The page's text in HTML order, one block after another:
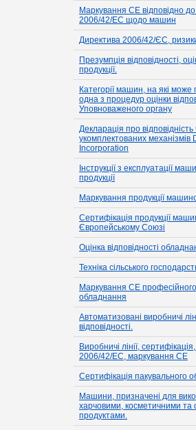
Маркування CE відповідно
2006/42/EC щодо машин
Директива 2006/42/ЄС,
Презумпція відповідності,
продукції.
Категорії машин, на які
одна з процедур оцінки
Уповноваженого органу
Декларація про відповідність
укомплектованих механізмів
Incorporation
Інструкції з експлуатації
продукції
Маркування продукції
Сертифікація продукції
Європейському Союзі
Оцінка відповідності
Техніка сільського
Маркування CE
обладнання
Автоматизовані виробничі
відповідності.
Виробничі лінії,
2006/42/EC, маркування CE
Сертифікація пакувального
Машини, призначені для
харчовими, косметичними
продуктами.